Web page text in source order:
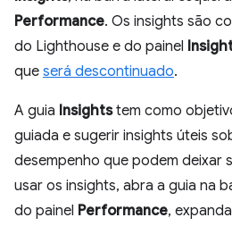
Performance. Os insights são
do Lighthouse e do painel
que será descontinuado.
A guia Insightstem como
guiada e sugerir insights úteis
desempenho que podem deixar
usar os insights, abra a guia na
do painel Performance,